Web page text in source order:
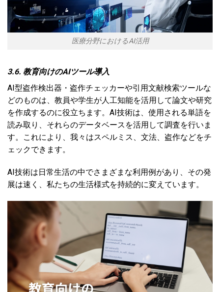
医療分野におけるAI活用
3.6. 教育向けのAIツール導入
AI型盗作検出器・盗作チェッカーや引用文献検索ツールな
どのものは、教員や学生が人工知能を活用して論文や研究
を作成するのに役立ちます。AI技術は、使用される単語を
読み取り、それらのデータベースを活用して調査を行いま
す。これにより、我々はスペルミス、文法、盗作などをチ
ェックできます。
AI技術は日常生活の中でさまざまな利用例があり、その発
展は速く、私たちの生活様式を持続的に変えています。